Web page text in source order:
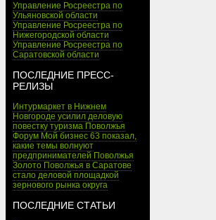
Управление Росреестра по
Ульяновской области
Управление Росреестра по
Нижегородской области
Управление Росреестра по
Саратовской области
ПОСЛЕДНИЕ ПРЕСС-
РЕЛИЗЫ
Интурмаркет в Нижнем
Новгороде усилил деловую
повестку туризма Поволжья
Форум Мой бизнес 63 показал,
какие темы волнуют
предпринимателей Поволжья
Золото Поволжья в Саратове
стало деловой площадкой
зернового рынка округа
ПОСЛЕДНИЕ СТАТЬИ